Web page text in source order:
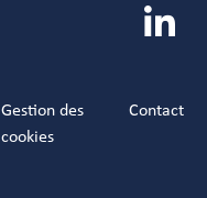
Gestion des
cookies
Contact